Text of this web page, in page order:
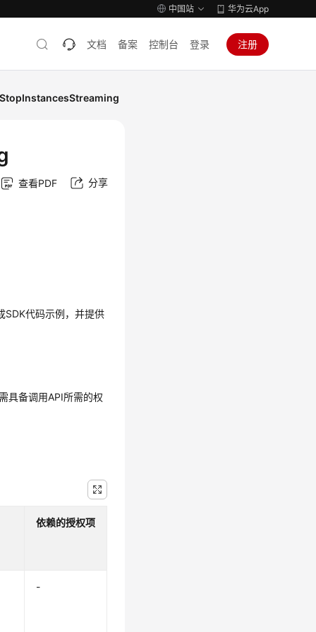
中国站 华为云App
文档 备案 控制台 登录 注册
StopInstancesStreaming
查看PDF 分享
SDK代码示例，并提供
具备调用API所需的权
依赖的授权项
-